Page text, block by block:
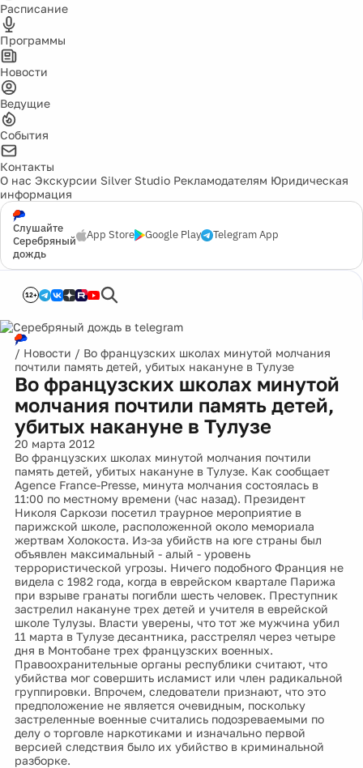
Расписание
Программы
Новости
Ведущие
События
Контакты
О нас Экскурсии Silver Studio Рекламодателям Юридическая
информация
Слушайте
Серебряный
дождь
App Store Google Play Telegram App
12+
/ Новости / Во французских школах минутой молчания
почтили память детей, убитых накануне в Тулузе
Во французских школах минутой
молчания почтили память детей,
убитых накануне в Тулузе
20 марта 2012
Во французских школах минутой молчания почтили
память детей, убитых накануне в Тулузе. Как сообщает
Agence France-Presse, минута молчания состоялась в
11:00 по местному времени (час назад). Президент
Николя Саркози посетил траурное мероприятие в
парижской школе, расположенной около мемориала
жертвам Холокоста. Из-за убийств на юге страны был
объявлен максимальный - алый - уровень
террористической угрозы. Ничего подобного Франция не
видела с 1982 года, когда в еврейском квартале Парижа
при взрыве гранаты погибли шесть человек. Преступник
застрелил накануне трех детей и учителя в еврейской
школе Тулузы. Власти уверены, что тот же мужчина убил
11 марта в Тулузе десантника, расстрелял через четыре
дня в Монтобане трех французских военных.
Правоохранительные органы республики считают, что
убийства мог совершить исламист или член радикальной
группировки. Впрочем, следователи признают, что это
предположение не является очевидным, поскольку
застреленные военные считались подозреваемыми по
делу о торговле наркотиками и изначально первой
версией следствия было их убийство в криминальной
разборке.